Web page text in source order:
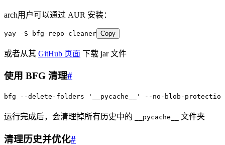
arch用户可以通过 AUR 安装：
yay -S bfg-repo-cleaner Copy
或者从其 GitHub 页面 下载 jar 文件
使用 BFG 清理#
bfg --delete-folders ' __pycache__ ' --no-blob-protection
运行完成后，会清理掉所有历史中的 __pycache__ 文件夹
清理历史并优化#